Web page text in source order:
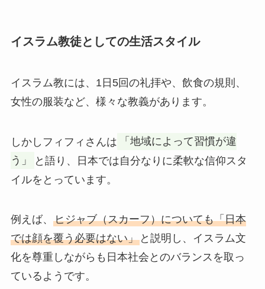
イスラム教徒としての生活スタイル
イスラム教には、1日5回の礼拝や、飲食の規則、
女性の服装など、様々な教義があります。
しかしフィフィさんは
「地域によって習慣が違
う」
と語り、日本では自分なりに柔軟な信仰スタ
イルをとっています。
例えば、 ヒジャブ（スカーフ）についても「日本
では顔を覆う必要はない」と説明し、イスラム文
化を尊重しながらも日本社会とのバランスを取っ
ているようです。